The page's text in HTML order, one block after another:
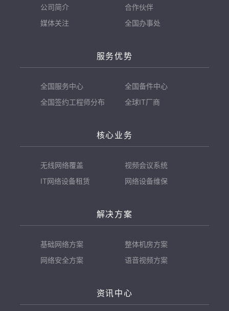
公司简介
合作伙伴
媒体关注
全国办事处
服务优势
全国服务中心
全国备件中心
全国签约工程师分布
全球IT厂商
核心业务
无线网络覆盖
视频会议系统
IT网络设备租赁
网络设备维保
解决方案
基础网络方案
整体机房方案
网络安全方案
语音视频方案
资讯中心